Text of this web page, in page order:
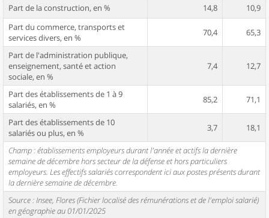
Part de la construction, en %
14,8
10,9
Part du commerce, transports et
services divers, en %
70,4 65,3
Part de l'administration publique,
enseignement, santé et action
sociale, en %
7,4 12,7
Part des établissements de 1 à 9
salariés, en %
85,2 71,1
Part des établissements de 10
salariés ou plus, en %
3,7 18,1
Champ : établissements employeurs durant l'année et actifs la dernière
semaine de décembre hors secteur de la défense et hors particuliers
employeurs. Les effectifs salariés correspondent ici aux postes présents durant
la dernière semaine de décembre.
Source : Insee, Flores (Fichier localisé des rémunérations et de l'emploi salarié)
en géographie au 01/01/2025